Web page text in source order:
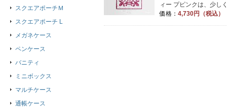
ィー プピンクは、少し
価格： 4,730円（税込）
スクエアポーチＭ
スクエアポーチ L
メガネケース
ペンケース
バニティ
ミニボックス
マルチケース
通帳ケース